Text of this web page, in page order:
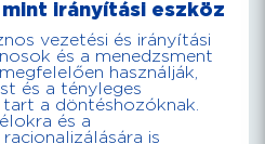
irányítási eszköz
vezetési és irányítási
és a menedzsment
használják,
és a tényleges
a döntéshozóknak.
és a
is